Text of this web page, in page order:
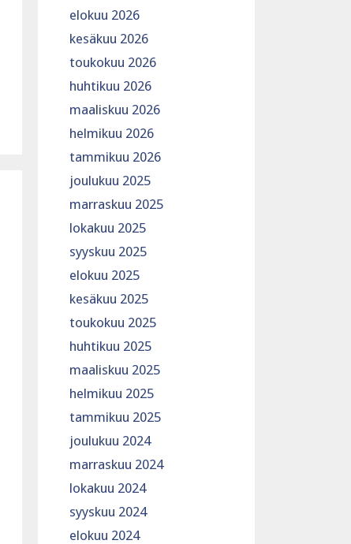
elokuu 2026
kesäkuu 2026
toukokuu 2026
huhtikuu 2026
maaliskuu 2026
helmikuu 2026
tammikuu 2026
joulukuu 2025
marraskuu 2025
lokakuu 2025
syyskuu 2025
elokuu 2025
kesäkuu 2025
toukokuu 2025
huhtikuu 2025
maaliskuu 2025
helmikuu 2025
tammikuu 2025
joulukuu 2024
marraskuu 2024
lokakuu 2024
syyskuu 2024
elokuu 2024